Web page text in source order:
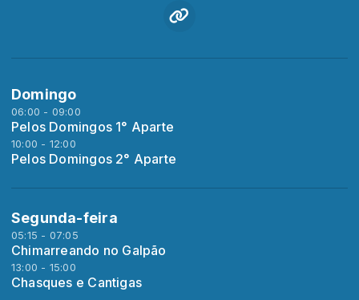
Domingo
06:00 - 09:00
Pelos Domingos 1° Aparte
10:00 - 12:00
Pelos Domingos 2° Aparte
Segunda-feira
05:15 - 07:05
Chimarreando no Galpão
13:00 - 15:00
Chasques e Cantigas